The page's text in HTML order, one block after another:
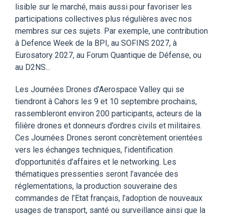
lisible sur le marché, mais aussi pour favoriser les
participations collectives plus régulières avec nos
membres sur ces sujets. Par exemple, une contribution
à Defence Week de la BPI, au SOFINS 2027, à
Eurosatory 2027, au Forum Quantique de Défense, ou
au D2 NS...
Les Journées Drones d’Aerospace Valley qui se
tiendront à Cahors les 9 et 10 septembre prochains,
rassembleront environ 200 participants, acteurs de la
filière drones et donneurs d’ordres civils et militaires.
Ces Journées Drones seront concrètement orientées
vers les échanges techniques, l’identification
d’opportunités d’affaires et le networking. Les
thématiques pressenties seront l’avancée des
réglementations, la production souveraine des
commandes de l’Etat français, l’adoption de nouveaux
usages de transport, santé ou surveillance ainsi que la